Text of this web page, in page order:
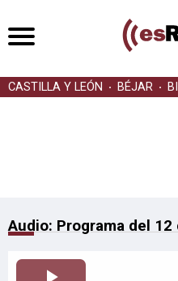
CASTILLA Y LEÓN BÉJAR
Audio: Programa del